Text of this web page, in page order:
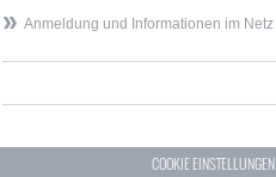
Anmeldung und Informationen im Netz
COOKIE EINSTELLUNGEN